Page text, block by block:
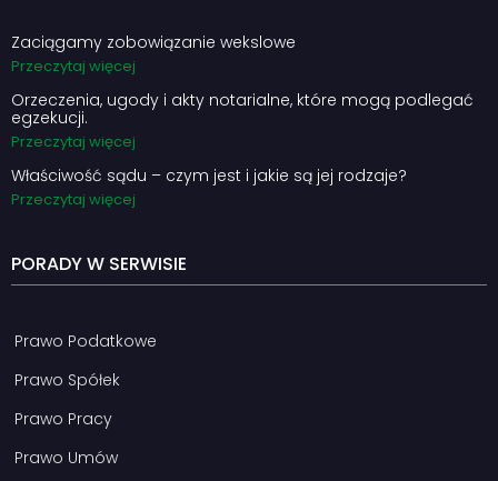
Zaciągamy zobowiązanie wekslowe
Przeczytaj więcej
Orzeczenia, ugody i akty notarialne, które mogą podlegać
egzekucji.
Przeczytaj więcej
Właściwość sądu – czym jest i jakie są jej rodzaje?
Przeczytaj więcej
PORADY W SERWISIE
Prawo Podatkowe
Prawo Spółek
Prawo Pracy
Prawo Umów